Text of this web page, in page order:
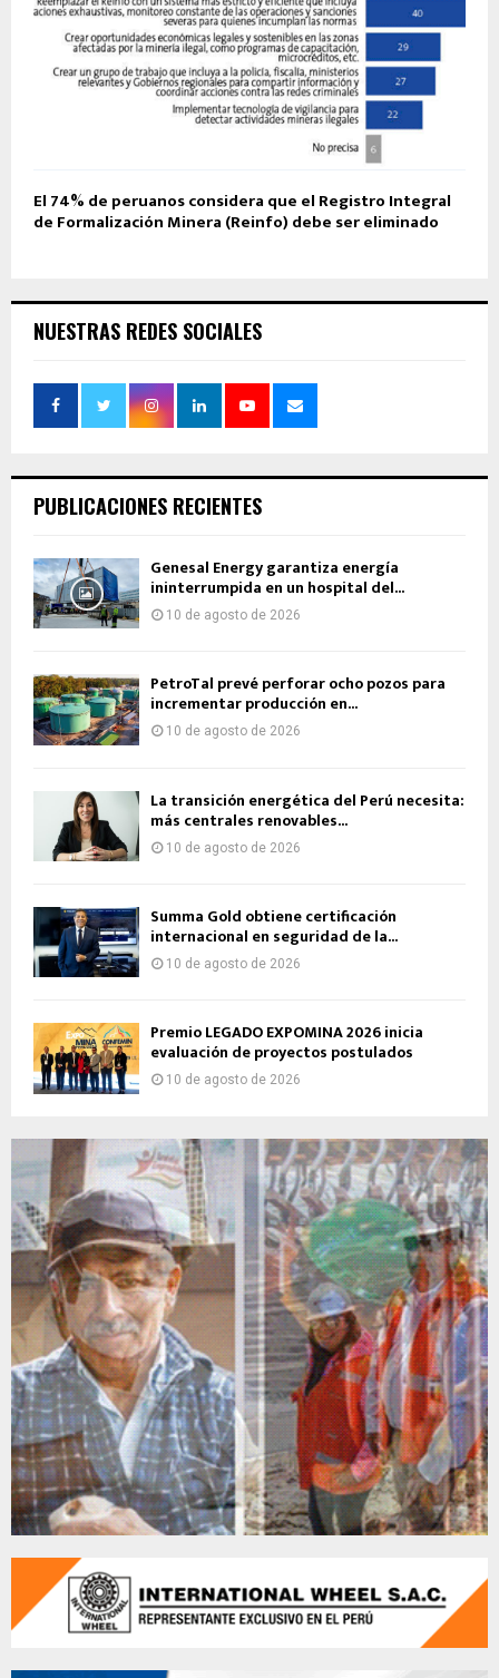
El 74% de peruanos considera que el Registro Integral
de Formalización Minera (Reinfo) debe ser eliminado
NUESTRAS REDES SOCIALES
PUBLICACIONES RECIENTES
Genesal Energy garantiza energía
ininterrumpida en un hospital del...
10 de agosto de 2026
PetroTal prevé perforar ocho pozos para
incrementar producción en...
10 de agosto de 2026
La transición energética del Perú necesita:
más centrales renovables...
10 de agosto de 2026
Summa Gold obtiene certificación
internacional en seguridad de la...
10 de agosto de 2026
Premio LEGADO EXPOMINA 2026 inicia
evaluación de proyectos postulados
10 de agosto de 2026